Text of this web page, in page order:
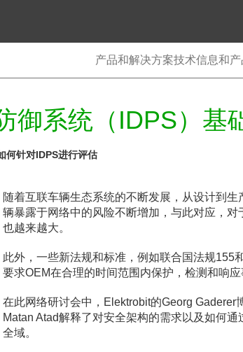
产品和解决方案技术信息和产
御系统（IDPS）基
何针对IDPS进行评估
随着互联车辆生态系统的不断发展，从设计到
辆暴露于网络中的风险不断增加，与此对应，
也越来越大。
此外，一些新法规和标准，例如联合国法规155
要求OEM在合理的时间范围内保护，检测和响应
在此网络研讨会中，Elektrobit的Georg Gaderer
Matan Atad解释了对安全架构的需求以及如何
全域。